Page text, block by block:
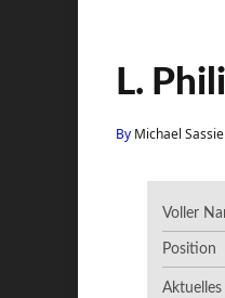
L.
By Michael Sassie
Voller
Position
Aktuelles